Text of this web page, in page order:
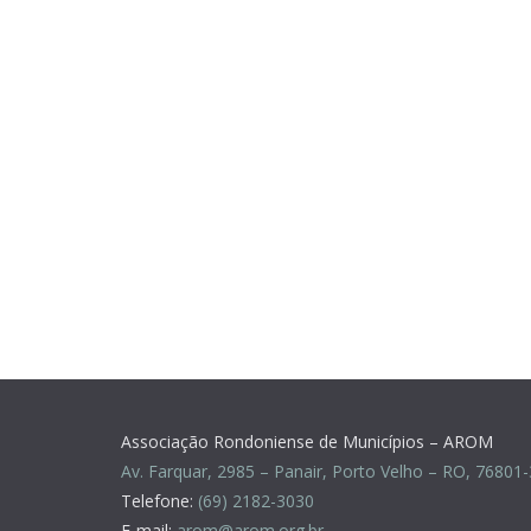
Associação Rondoniense de Municípios – AROM
Av. Farquar, 2985 – Panair, Porto Velho – RO,
Telefone: (69) 2182-3030